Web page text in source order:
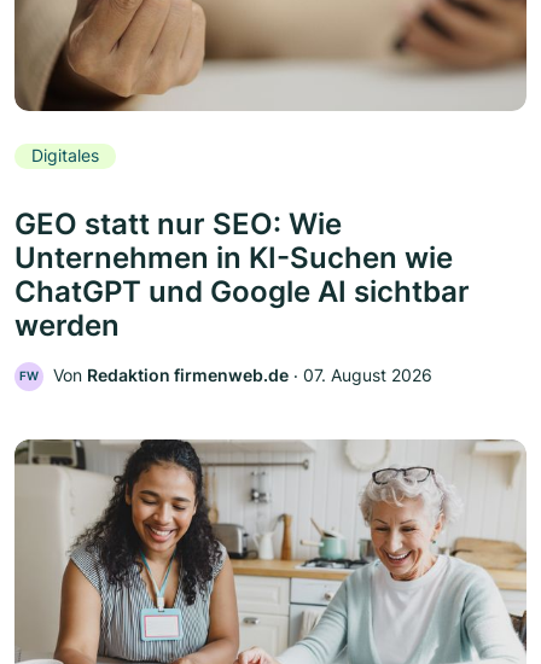
Digitales
GEO statt nur SEO: Wie
Unternehmen in KI-Suchen wie
ChatGPT und Google AI sichtbar
werden
FW Von Redaktion firmenweb.de ‧ 07. August 2026